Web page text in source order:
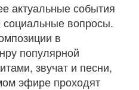
актуальные события
вопросы.
в
популярной
звучат и песни,
эфире проходят